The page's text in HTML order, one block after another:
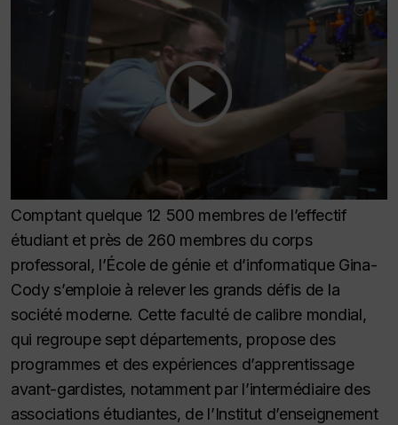
Comptant quelque 12 500 membres de l’effectif
étudiant et près de 260 membres du corps
professoral, l’École de génie et d’informatique Gina-
Cody s’emploie à relever les grands défis de la
société moderne. Cette faculté de calibre mondial,
qui regroupe sept départements, propose des
programmes et des expériences d’apprentissage
avant-gardistes, notamment par l’intermédiaire des
associations étudiantes, de l’Institut d’enseignement